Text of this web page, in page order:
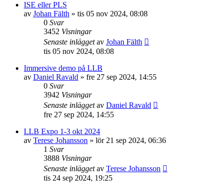
ISE eller PLS
av Johan Fälth » tis 05 nov 2024, 08:08
0 Svar
3452 Visningar
Senaste inläggetav Johan Fälth
tis 05 nov 2024, 08:08
Immersive demo på LLB
av Daniel Ravald » fre 27 sep 2024, 14:55
0 Svar
3942 Visningar
Senaste inläggetav Daniel Ravald
fre 27 sep 2024, 14:55
LLB Expo 1-3 okt 2024
av Terese Johansson » lör 21 sep 2024, 06:36
1 Svar
3888 Visningar
Senaste inläggetav Terese Johansson
tis 24 sep 2024, 19:25